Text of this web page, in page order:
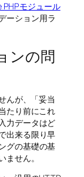
PHPモジュール
ーション用ラ
ンの問
んが、「妥当
たり前にこれ
力データはど
出来る限り早
グの基礎の基
せん。